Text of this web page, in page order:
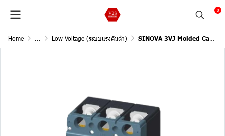
0
Home ... Low Voltage (ระบบแรงดันต่ำ) SINOVA 3VJ Molded Case Circuit Breakers / 3Pole, 55kA@415V AC, 50/60Hz (Current In 630A)